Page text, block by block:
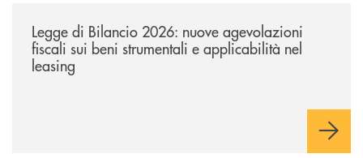
Legge di Bilancio 2026: nuove agevolazioni
fiscali sui beni strumentali e applicabilità nel
leasing